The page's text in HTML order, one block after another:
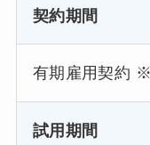
契約期間
有期雇用契約 ※
試用期間